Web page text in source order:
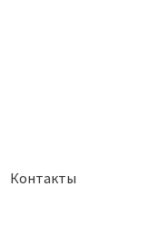
Контакты